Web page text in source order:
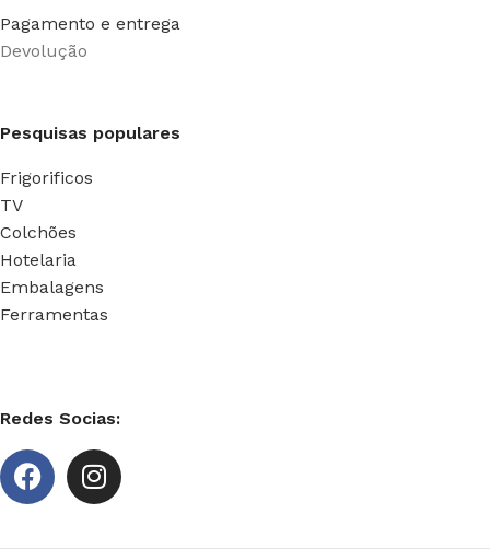
Pagamento e entrega
Devolução
Pesquisas populares
Frigorificos
TV
Colchões
Hotelaria
Embalagens
Ferramentas
Redes Socias: